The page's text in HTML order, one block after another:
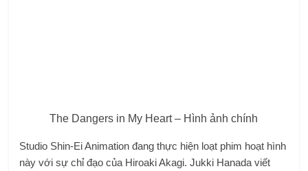
The Dangers in My Heart – Hình ảnh chính
Studio Shin-Ei Animation đang thực hiện loạt phim hoạt hình
này với sự chỉ đạo của Hiroaki Akagi. Jukki Hanada viết